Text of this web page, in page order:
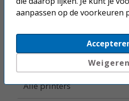
Beletteringsystemen
Alle printers
aanpassen op de voorkeuren
Weigeren